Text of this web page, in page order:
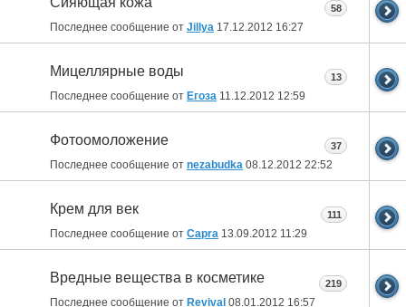
Последнее сообщение от Jillya 17.12.2012 16:27
58
Мицеллярные воды
Последнее сообщение от Егоза 11.12.2012 12:59
13
Фотоомоложение
Последнее сообщение от nezabudka 08.12.2012 22:52
37
Крем для век
Последнее сообщение от Capra 13.09.2012 11:29
111
Вредные вещества в косметике
Последнее сообщение от Revival 08.01.2012 16:57
219